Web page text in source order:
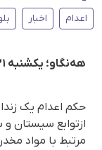
اعدام اخبار
هه‌نگاو؛ یکشنبه ۳١ فروردین ۱۴۰۴
حکم اعدام یک
ازتوابع سیستان و
مرتبط با مواد